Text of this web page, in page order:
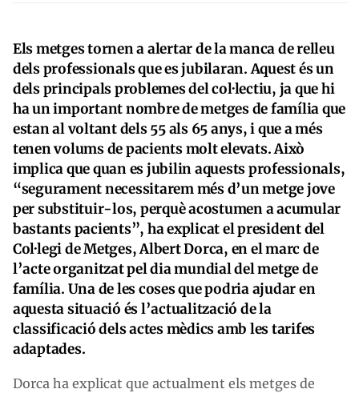
Els metges tornen a alertar de la manca de relleu
dels professionals que es jubilaran. Aquest és un
dels principals problemes del col·lectiu, ja que hi
ha un important nombre de metges de família que
estan al voltant dels 55 als 65 anys, i que a més
tenen volums de pacients molt elevats. Això
implica que quan es jubilin aquests professionals,
“segurament necessitarem més d’un metge jove
per substituir-los, perquè acostumen a acumular
bastants pacients”, ha explicat el president del
Col·legi de Metges, Albert Dorca, en el marc de
l’acte organitzat pel dia mundial del metge de
família. Una de les coses que podria ajudar en
aquesta situació és l’actualització de la
classificació dels actes mèdics amb les tarifes
adaptades.
Dorca ha explicat que actualment els metges de